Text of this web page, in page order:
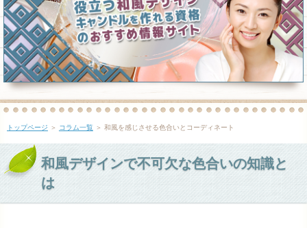
トップページ ＞ コラム一覧＞ 和風を感じさせる色合いとコーディネート
和風デザインで不可欠な色合いの知識と
は